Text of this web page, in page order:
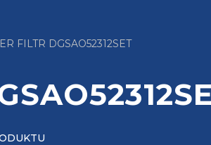
FILTR DGSAO52312SET